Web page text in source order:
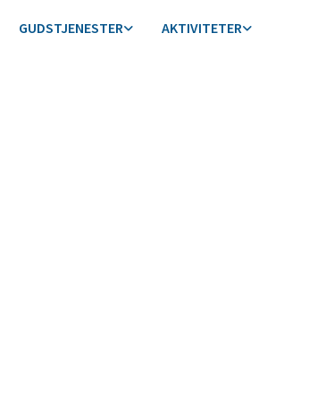
GUDSTJENESTER AKTIVITETER